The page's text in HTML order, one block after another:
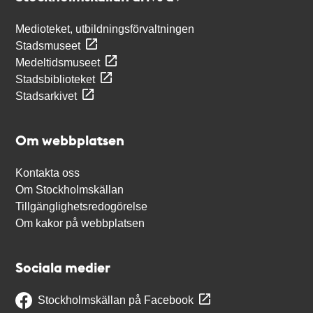
Medioteket, utbildningsförvaltningen
Stadsmuseet
Medeltidsmuseet
Stadsbiblioteket
Stadsarkivet
Om webbplatsen
Kontakta oss
Om Stockholmskällan
Tillgänglighetsredogörelse
Om kakor på webbplatsen
Sociala medier
Stockholmskällan på Facebook